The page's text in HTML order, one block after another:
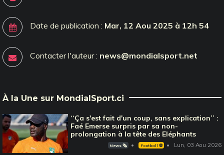
Date de publication : Mar, 12 Aou 2025 à 12h 54
Contacter l'auteur : news@mondialsport.net
À la Une sur MondialSport.ci
‘‘Ça s'est fait d'un coup, sans explication’’ :
Faé Emerse surpris par sa non-
prolongation à la tête des Eléphants
News 🗞️ Football ⚽️ Lun, 03 Aou 2026